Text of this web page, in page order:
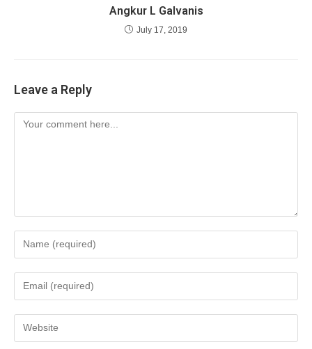
Angkur L Galvanis
July 17, 2019
Leave a Reply
Comment
Enter
your
name
comment
Enter
your
email
address
Enter
your